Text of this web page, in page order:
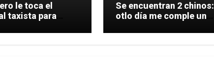
le toca el
taxista para
Se encuentran 2 chinos: El
otlo día me comple un